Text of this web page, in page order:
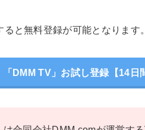
と無料登録が可能となります。
「DMM TV」お試し登録【14日